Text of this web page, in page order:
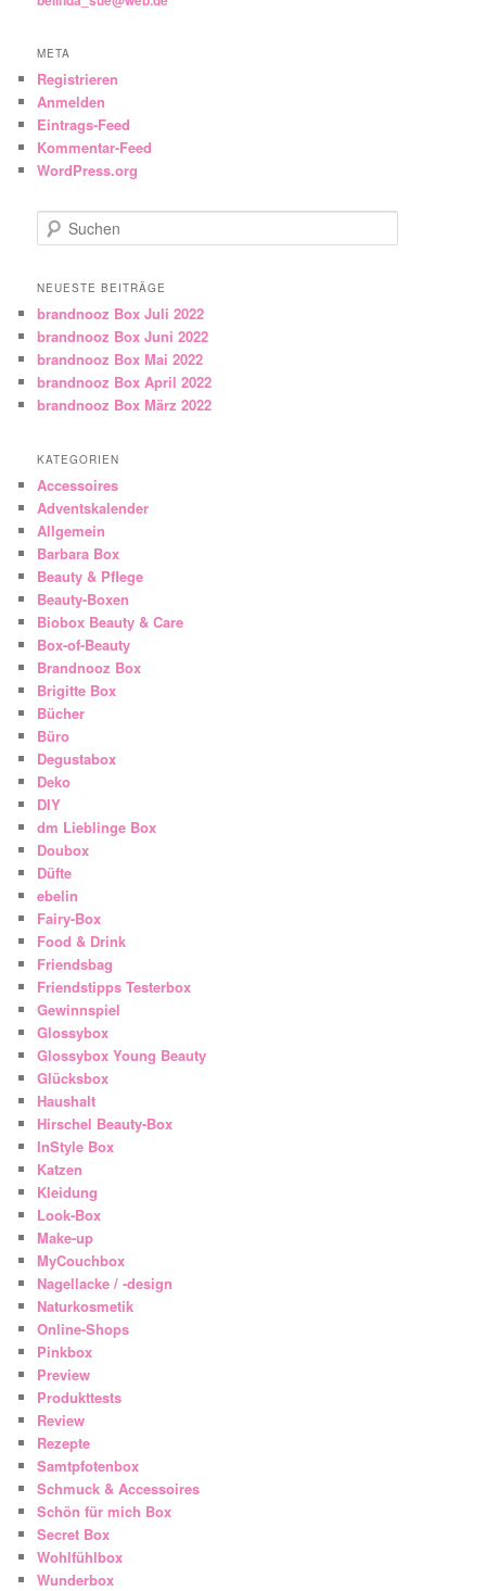
META
Registrieren
Anmelden
Eintrags-Feed
Kommentar-Feed
WordPress.org
Suchen
NEUESTE BEITRÄGE
brandnooz Box Juli 2022
brandnooz Box Juni 2022
brandnooz Box Mai 2022
brandnooz Box April 2022
brandnooz Box März 2022
KATEGORIEN
Accessoires
Adventskalender
Allgemein
Barbara Box
Beauty & Pflege
Beauty-Boxen
Biobox Beauty & Care
Box-of-Beauty
Brandnooz Box
Brigitte Box
Bücher
Büro
Degustabox
Deko
DIY
dm Lieblinge Box
Doubox
Düfte
ebelin
Fairy-Box
Food & Drink
Friendsbag
Friendstipps Testerbox
Gewinnspiel
Glossybox
Glossybox Young Beauty
Glücksbox
Haushalt
Hirschel Beauty-Box
InStyle Box
Katzen
Kleidung
Look-Box
Make-up
MyCouchbox
Nagellacke / -design
Naturkosmetik
Online-Shops
Pinkbox
Preview
Produkttests
Review
Rezepte
Samtpfotenbox
Schmuck & Accessoires
Schön für mich Box
Secret Box
Wohlfühlbox
Wunderbox